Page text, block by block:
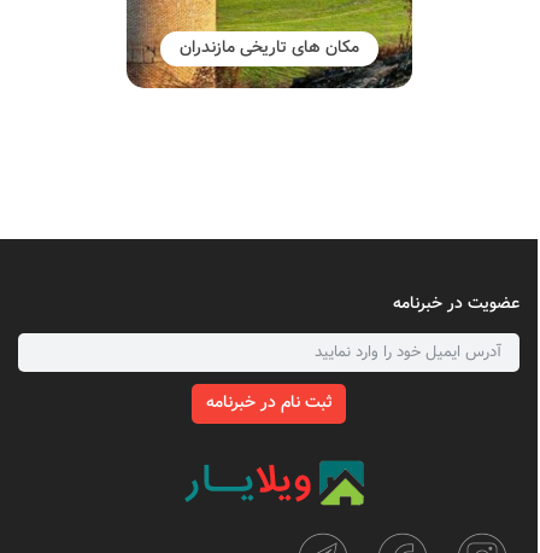
مکان های تاریخی مازندران
عضویت در خبرنامه
ثبت نام در خبرنامه